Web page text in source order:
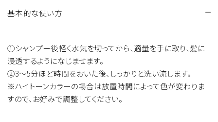
水、セタノール、BG、ベヘントリモニウムクロリド、ジメチコン、
加水分解シルク、加水分解ハチミツタンパク、ブロッコリー種
子油、ポリクオタニウム-47、セイヨウノコギリソウエキス、セー
ジ葉エキス、タチジャコウソウ花/葉エキス、カニナバラ果実エ
キス、ラベンダー花エキス、ローズマリー葉エキス、アモジメチ
コン、ラウロイルグルタミン酸ジ(フィトステリル/オクチルドデシ
基本的な使い方
①シャンプー後軽く水気を切ってから、適量を手に取り、髪に
浸透するようになじませます。
②3〜5分ほど時間をおいた後、しっかりと洗い流します。
※ハイトーンカラーの場合は放置時間によって色が変わりま
すので、お好みで調整してください。